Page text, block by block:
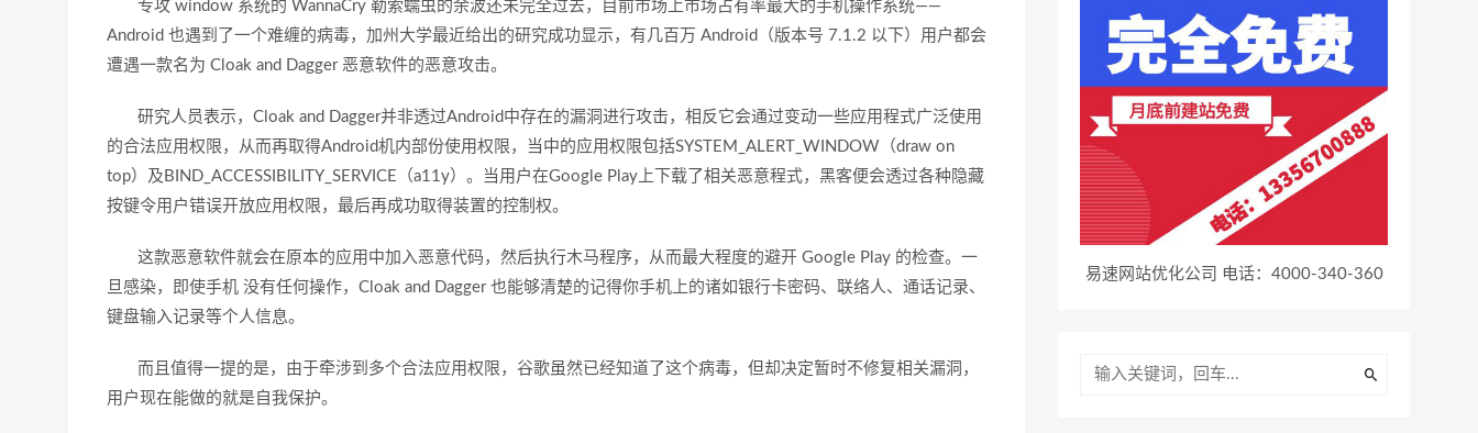
专攻 window 系统的 WannaCry 勒索蠕虫的余波还未完全过去，目前市场上市场占有率最大的手机操作系统——
Android 也遇到了一个难缠的病毒，加州大学最近给出的研究成功显示，有几百万 Android（版本号 7.1.2 以下）用户都会
遭遇一款名为 Cloak and Dagger 恶意软件的恶意攻击。
研究人员表示，Cloak and Dagger并非透过Android中存在的漏洞进行攻击，相反它会通过变动一些应用程式广泛使用
的合法应用权限，从而再取得Android机内部份使用权限，当中的应用权限包括SYSTEM_ALERT_WINDOW（draw on
top）及BIND_ACCESSIBILITY_SERVICE（a11y）。当用户在Google Play上下载了相关恶意程式，黑客便会透过各种隐藏
按键令用户错误开放应用权限，最后再成功取得装置的控制权。
这款恶意软件就会在原本的应用中加入恶意代码，然后执行木马程序，从而最大程度的避开 Google Play 的检查。一
旦感染，即使手机 没有任何操作，Cloak and Dagger 也能够清楚的记得你手机上的诸如银行卡密码、联络人、通话记录、
键盘输入记录等个人信息。
而且值得一提的是，由于牵涉到多个合法应用权限，谷歌虽然已经知道了这个病毒，但却决定暂时不修复相关漏洞，
用户现在能做的就是自我保护。
易速网站优化公司 电话：4000-340-360